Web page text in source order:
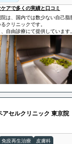
アで多くの実績と口コミ
は、国内では数少ない自己
クリニックです。
自由診療にて提供しています。
ニア」「脊髄損傷」「変形性
療を行っております。
省へ届出し、受理された「分
の再生医療（幹細胞治療）に
なりました。
を促進し、関節の機能回復を
凍せずその都度生きたまま
は豊富な症例数と優れた治
、様々な著書の執筆やテレビ
アセルクリニック 東京院
免疫再生治療 皮膚科